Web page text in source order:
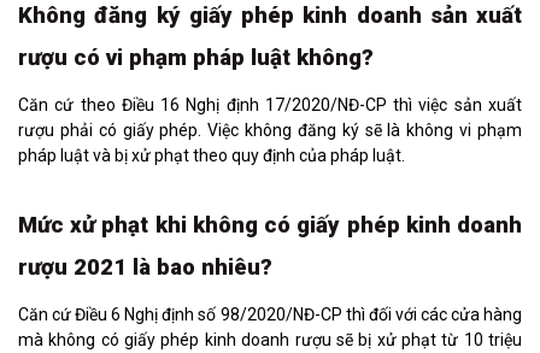
Không đăng ký giấy phép kinh doanh sản xuất
rượu có vi phạm pháp luật không?
Căn cứ theo Điều 16 Nghị định 17/2020/NĐ-CP thì việc sản xuất
rượu phải có giấy phép. Việc không đăng ký sẽ là không vi phạm
pháp luật và bị xử phạt theo quy định của pháp luật.
Mức xử phạt khi không có giấy phép kinh doanh
rượu 2021 là bao nhiêu?
Căn cứ Điều 6 Nghị định số 98/2020/NĐ-CP thì đối với các cửa hàng
mà không có giấy phép kinh doanh rượu sẽ bị xử phạt từ 10 triệu